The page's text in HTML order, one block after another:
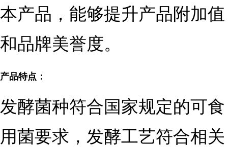
本产品，能够提升产品附加值
和品牌美誉度。
产品特点：
发酵菌种符合国家规定的可食
用菌要求，发酵工艺符合相关